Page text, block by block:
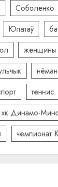
Соболенко
Юпатаў
женщины
нёман
теннис
хк Динамо-
чемпионат